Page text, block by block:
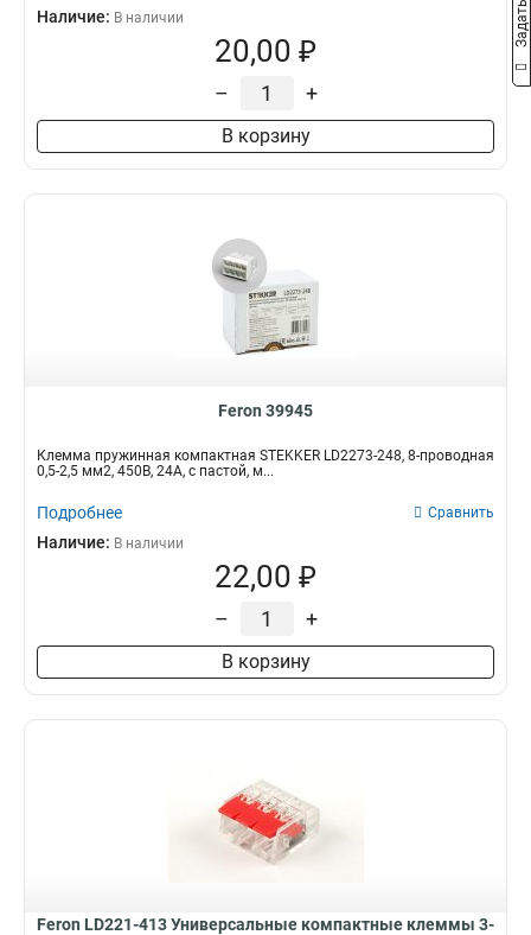
Наличие: В наличии
20,00 ₽
– +
В корзину
Feron 39945
Клемма пружинная компактная STEKKER LD2273-248, 8-проводная
0,5-2,5 мм2, 450В, 24A, с пастой, м...
Подробнее Сравнить
Наличие: В наличии
22,00 ₽
– +
В корзину
Feron LD221-413 Универсальные компактные клеммы 3-